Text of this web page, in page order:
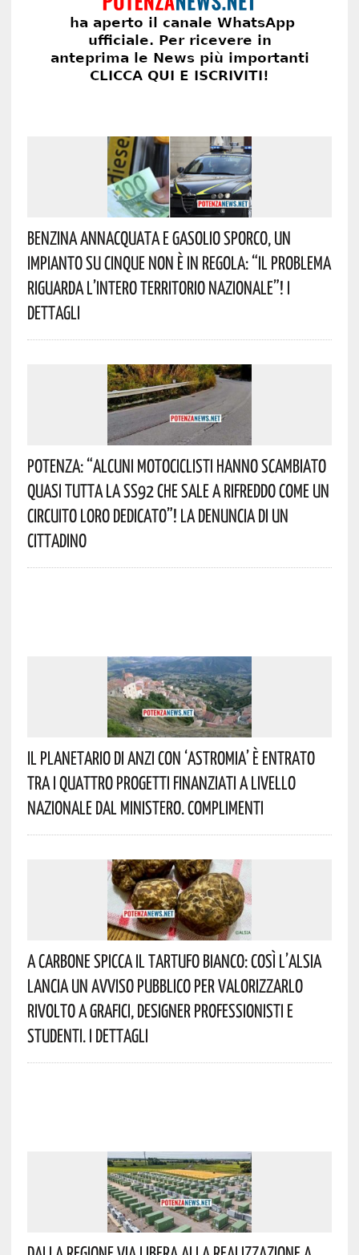
Benzina Annacquata E Gasolio Sporco, Un
Impianto Su Cinque Non È In Regola: “il Problema
Riguarda L’intero Territorio Nazionale”! I
Dettagli
Potenza: “alcuni Motociclisti Hanno Scambiato
Quasi Tutta La SS92 Che Sale A Rifreddo Come Un
Circuito Loro Dedicato”! La Denuncia Di Un
Cittadino
Il Planetario Di Anzi Con ‘Astromia’ È Entrato
Tra I Quattro Progetti Finanziati A Livello
Nazionale Dal Ministero. Complimenti
A Carbone Spicca Il Tartufo Bianco: Così L’Alsia
Lancia Un Avviso Pubblico Per Valorizzarlo
Rivolto A Grafici, Designer Professionisti E
Studenti. I Dettagli